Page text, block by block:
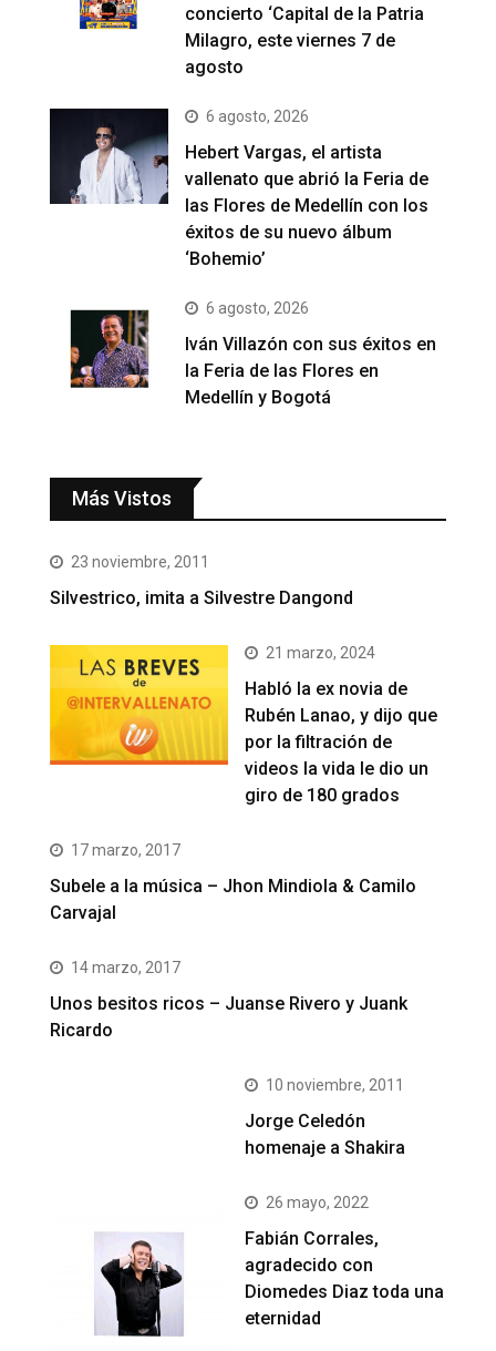
concierto ‘Capital de la Patria
Milagro, este viernes 7 de
agosto
6 agosto, 2026
Hebert Vargas, el artista
vallenato que abrió la Feria de
las Flores de Medellín con los
éxitos de su nuevo álbum
‘Bohemio’
6 agosto, 2026
Iván Villazón con sus éxitos en
la Feria de las Flores en
Medellín y Bogotá
Más Vistos
23 noviembre, 2011
Silvestrico, imita a Silvestre Dangond
21 marzo, 2024
Habló la ex novia de
Rubén Lanao, y dijo que
por la filtración de
videos la vida le dio un
giro de 180 grados
17 marzo, 2017
Subele a la música – Jhon Mindiola & Camilo
Carvajal
14 marzo, 2017
Unos besitos ricos – Juanse Rivero y Juank
Ricardo
10 noviembre, 2011
Jorge Celedón
homenaje a Shakira
26 mayo, 2022
Fabián Corrales,
agradecido con
Diomedes Diaz toda una
eternidad